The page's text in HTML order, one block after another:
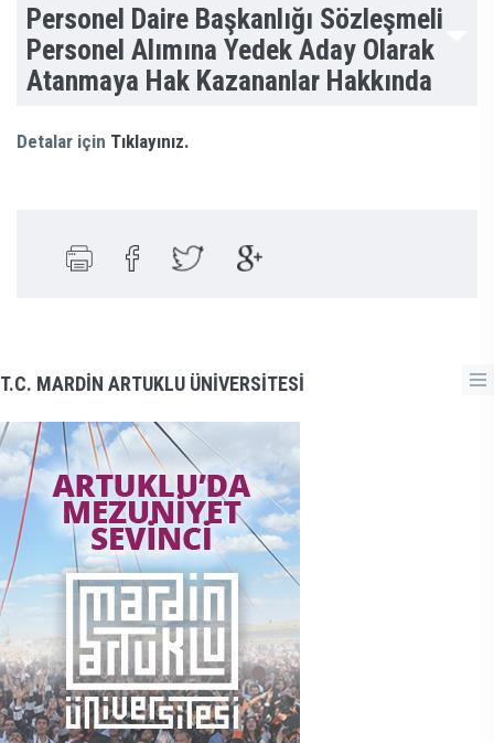
Personel Daire Başkanlığı Sözleşmeli
Personel Alımına Yedek Aday Olarak
Atanmaya Hak Kazananlar Hakkında
Detalar için Tıklayınız.
T.C. MARDİN ARTUKLU ÜNİVERSİTESİ